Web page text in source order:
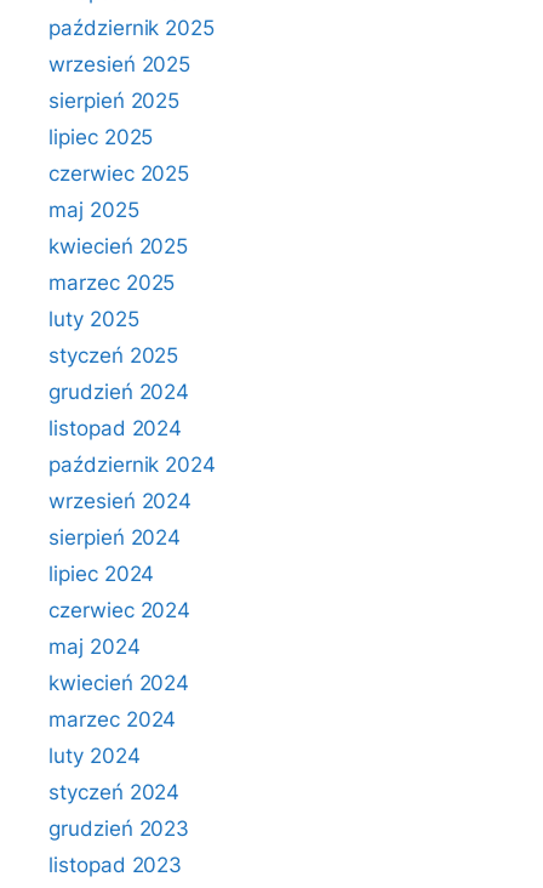
październik 2025
wrzesień 2025
sierpień 2025
lipiec 2025
czerwiec 2025
maj 2025
kwiecień 2025
marzec 2025
luty 2025
styczeń 2025
grudzień 2024
listopad 2024
październik 2024
wrzesień 2024
sierpień 2024
lipiec 2024
czerwiec 2024
maj 2024
kwiecień 2024
marzec 2024
luty 2024
styczeń 2024
grudzień 2023
listopad 2023